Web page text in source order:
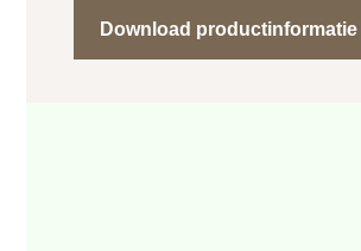
Download productinformatie